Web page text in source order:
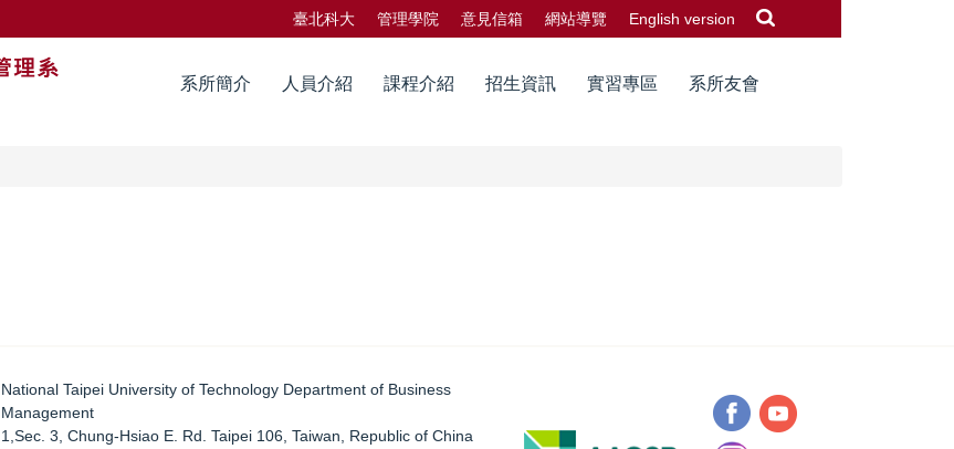
臺北科大 管理學院 意見信箱 網站導覽 English version
系所簡介 人員介紹 課程介紹 招生資訊 實習專區 系所友會
National Taipei University of Technology Department of Business
Management
1,Sec. 3, Chung-Hsiao E. Rd. Taipei 106, Taiwan, Republic of China